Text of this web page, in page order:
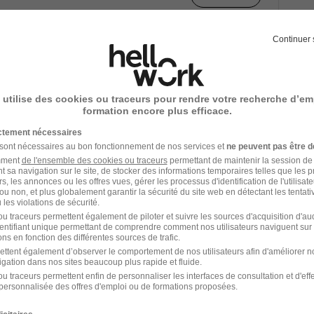
Emploi Projeteur en électricité
l'Atlantique dans le domaine Ingénierie
Continuer
utilise des cookies ou traceurs pour rendre votre recherche
formation encore plus efficace.
nécessaires
nécessaires au bon fonctionnement de nos services etne peuvent pas être
de l'ensemble des cookies ou traceurspermettant de maintenir la session
sa navigation sur le site, de stocker des informations temporaires telles que les
les annonces ou les offres vues, gérer les processus d'identification de
non, et plus globalement garantir la sécurité du site web en détectant les
les violations de sécurité.
traceurs permettent également de piloter et suivre les sources d'acquisition
unique permettant de comprendre comment nos utilisateurs naviguent sur
en fonction des différentes sources de trafic.
également d’observer le comportement de nos utilisateurs afin d'améliorer
dans nos sites beaucoup plus rapide et fluide.
traceurs permettent enfin de personnaliser les interfaces de consultation et
des offres d'emploi ou de formations proposées.